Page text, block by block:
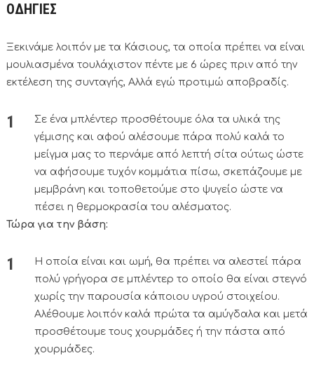
ΟΔΗΓΙΕΣ
Ξεκινάμε λοιπόν με τα Κάσιους, τα οποία πρέπει να είναι
μουλιασμένα τουλάχιστον πέντε με 6 ώρες πριν από την
εκτέλεση της συνταγής, Αλλά εγώ προτιμώ αποβραδίς.
Σε ένα μπλέντερ προσθέτουμε όλα τα υλικά της
γέμισης και αφού αλέσουμε πάρα πολύ καλά το
μείγμα μας το περνάμε από λεπτή σίτα ούτως ώστε
να αφήσουμε τυχόν κομμάτια πίσω, σκεπάζουμε με
μεμβράνη και τοποθετούμε στο ψυγείο ώστε να
πέσει η θερμοκρασία του αλέσματος.
Τώρα για την βάση:
Η οποία είναι και ωμή, θα πρέπει να αλεστεί πάρα
πολύ γρήγορα σε μπλέντερ το οποίο θα είναι στεγνό
χωρίς την παρουσία κάποιου υγρού στοιχείου.
Αλέθουμε λοιπόν καλά πρώτα τα αμύγδαλα και μετά
προσθέτουμε τους χουρμάδες ή την πάστα από
χουρμάδες.